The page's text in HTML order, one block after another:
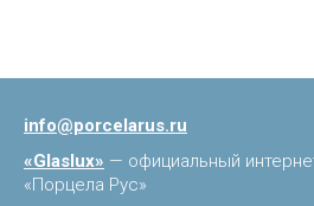
info@porcelarus.ru
«Glaslux» — официальный
«Порцела Рус»